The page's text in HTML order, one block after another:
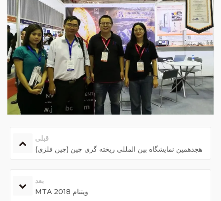
قبلی
هجدهمین نمایشگاه بین المللی ریخته گری چین (چین فلزی)
بعد
MTA ویتنام 2018